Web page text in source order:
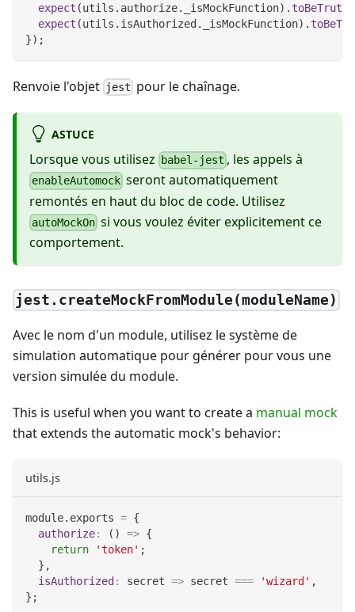
expect (utils . authorize. _isMockFunction) . toBeTruthy
expect (utils . isAuthorized . _isMockFunction) .
}) ;
Renvoie l'objet jest pour le chaînage.
ASTUCE
Lorsque vous utilisez babel-jest , les appels à
enableAutomock seront automatiquement
remontés en haut du bloc de code. Utilisez
autoMockOn si vous voulez éviter explicitement ce
comportement.
jest.createMockFromModule(moduleName)
Avec le nom d'un module, utilisez le système de
simulation automatique pour générer pour vous une
version simulée du module.
This is useful when you want to create a manual mock
that extends the automatic mock's behavior:
utils.js
module. exports = {
authorize: ( ) => {
return
'token' ;
} ,
isAuthorized : secret => secret === 'wizard' ,
} ;